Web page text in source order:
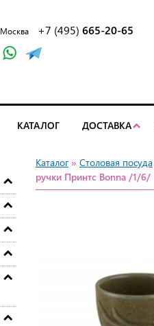
Москва +7 (495) 665-20-65
КАТАЛОГ ДОСТАВКА
Каталог » Столовая посуда
ручки Принтс Bonna /1/6/